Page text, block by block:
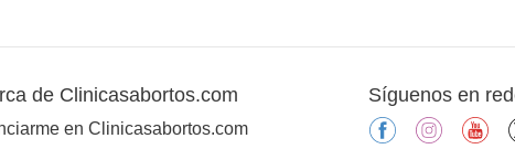
de Clinicasabortos.com
en Clinicasabortos.com
Síguenos en
facebook